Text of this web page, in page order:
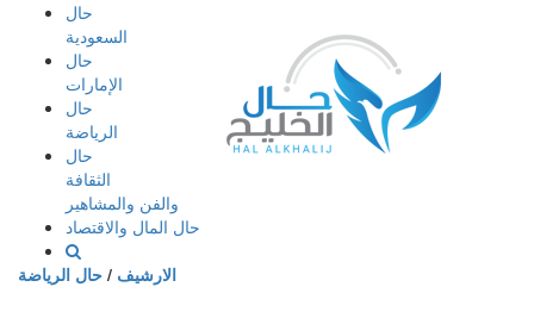
إذهب
المحتوى
حال
السعودية
حال
الإمارات
حال
الرياضة
حال
الثقافة
والفن والمشاهير
حال المال والاقتصاد
الارشيف / حال الرياضة